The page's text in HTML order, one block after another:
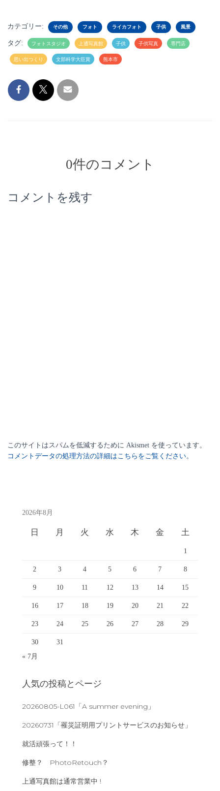
カテゴリー: その他 フォト ライカフォト 子供 風景
タグ: フォトスタジオ 上通写真館 子供 子供写真 専門店
思い出つくり 文部科学大臣賞 熊本市
0件のコメント
コメントを残す
このサイトはスパムを低減するために Akismet を使っています。
コメントデータの処理方法の詳細はこちらをご覧ください。
2026年8月
日 月 火 水 木 金 土
1
2 3 4 5 6 7 8
9 10 11 12 13 14 15
16 17 18 19 20 21 22
23 24 25 26 27 28 29
30
31
« 7月
人気の投稿とページ
20260805-L061「A summer evening」
20260731「罹災証明用プリントサービスのお知らせ」
就活頑張って！！
修整？ PhotoRetouch？
上通写真館は通常営業中 !